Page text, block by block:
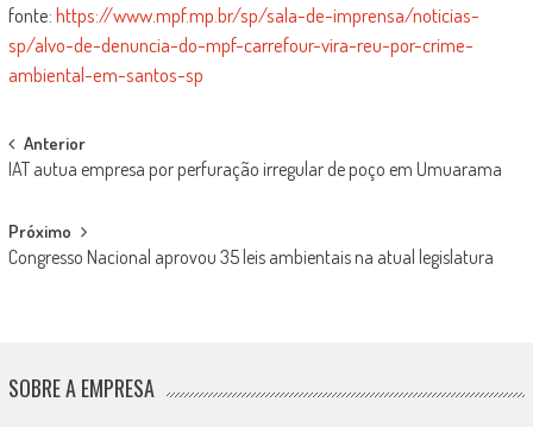
fonte:https://www.mpf.mp.br/sp/sala-de-imprensa/noticias-
sp/alvo-de-denuncia-do-mpf-carrefour-vira-reu-por-crime-
ambiental-em-santos-sp
Post
navigation
Anterior
IAT autua empresa por perfuração irregular de poço em Umuarama
Próximo
Congresso Nacional aprovou 35 leis ambientais na atual legislatura
SOBRE A EMPRESA